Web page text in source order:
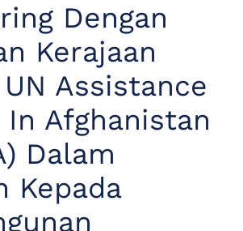
Dengan
Kerajaan
Assistance
In Afghanistan
Dalam
Kepada